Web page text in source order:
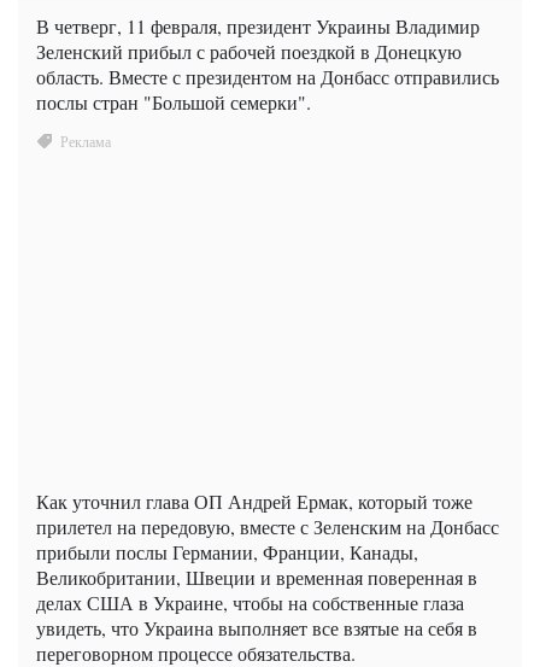
В четверг, 11 февраля, президент Украины Владимир
Зеленский прибыл с рабочей поездкой в Донецкую
область. Вместе с президентом на Донбасс отправились
послы стран "Большой семерки".
Как уточнил глава ОП Андрей Ермак, который тоже
прилетел на передовую, вместе с Зеленским на Донбасс
прибыли послы Германии, Франции, Канады,
Великобритании, Швеции и временная поверенная в
делах США в Украине, чтобы на собственные глаза
увидеть, что Украина выполняет все взятые на себя в
переговорном процессе обязательства.